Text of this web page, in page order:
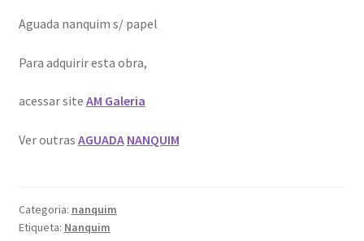
Aguada nanquim s/ papel
Para adquirir esta obra,
acessar site AM Galeria
Ver outras AGUADA NANQUIM
Categoria: nanquim
Etiqueta: Nanquim